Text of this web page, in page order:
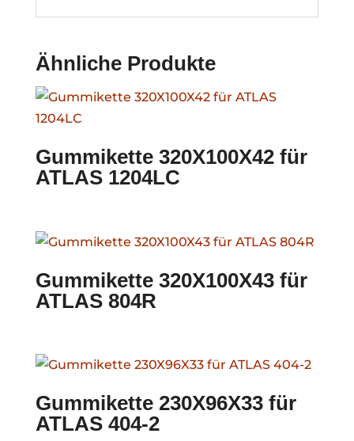
Ähnliche Produkte
Gummikette 320X100X42 für
ATLAS 1204LC
Gummikette 320X100X43 für
ATLAS 804R
Gummikette 230X96X33 für
ATLAS 404-2